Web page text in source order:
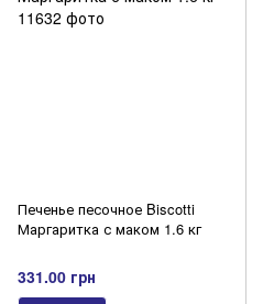
Печенье песочное Biscotti
Маргаритка с маком 1.6 кг
331.00 грн